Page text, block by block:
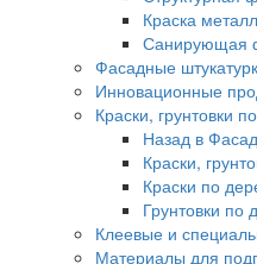
Краска
Санирующая
Фасадные
Инновационные
Краски, грунтовки
Назад в
Краски,
Краски по
Грунтовки по
Клеевые и
Материалы для